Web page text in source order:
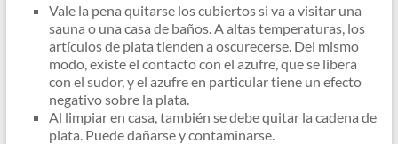
Vale la pena quitarse los cubiertos si va a visitar una
sauna o una casa de baños. A altas temperaturas, los
artículos de plata tienden a oscurecerse. Del mismo
modo, existe el contacto con el azufre, que se libera
con el sudor, y el azufre en particular tiene un efecto
negativo sobre la plata.
Al limpiar en casa, también se debe quitar la cadena de
plata. Puede dañarse y contaminarse.